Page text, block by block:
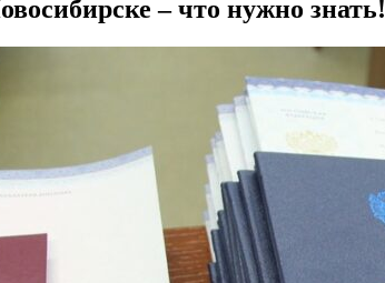
– что нужно знать!